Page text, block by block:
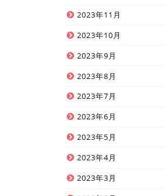
2023年11月
2023年10月
2023年9月
2023年8月
2023年7月
2023年6月
2023年5月
2023年4月
2023年3月